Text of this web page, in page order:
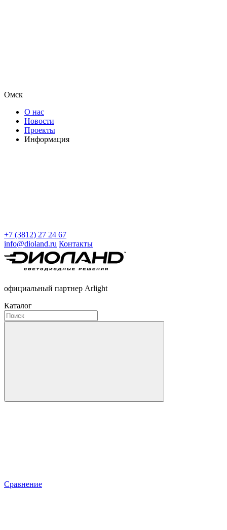
Омск
О нас
Новости
Проекты
Информация
+7 (3812) 27 24 67
info@dioland.ru Контакты
официальный партнер Arlight
Каталог
Сравнение